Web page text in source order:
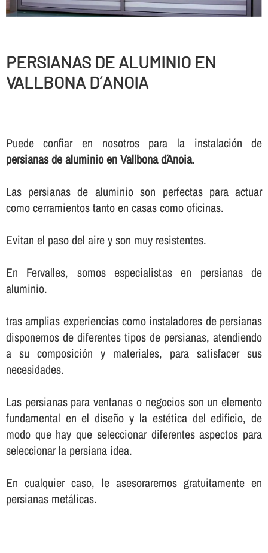
PERSIANAS DE ALUMINIO EN
VALLBONA D´ANOIA
Puede confiar en nosotros para la instalación de
persianas de aluminio en Vallbona d´Anoia.
Las persianas de aluminio son perfectas para actuar
como cerramientos tanto en casas como oficinas.
Evitan el paso del aire y son muy resistentes.
En Fervalles, somos especialistas en persianas de
aluminio.
tras amplias experiencias como instaladores de persianas
disponemos de diferentes tipos de persianas, atendiendo
a su composición y materiales, para satisfacer sus
necesidades.
Las persianas para ventanas o negocios son un elemento
fundamental en el diseño y la estética del edificio, de
modo que hay que seleccionar diferentes aspectos para
seleccionar la persiana idea.
En cualquier caso, le asesoraremos gratuitamente en
persianas metálicas.